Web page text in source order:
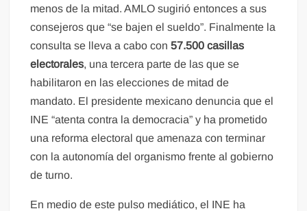
menos de la mitad. AMLO sugirió entonces a sus
consejeros que “se bajen el sueldo”. Finalmente la
consulta se lleva a cabo con57.500 casillas
electorales, una tercera parte de las que se
habilitaron en las elecciones de mitad de
mandato. El presidente mexicano denuncia que el
INE “atenta contra la democracia” y ha prometido
una reforma electoral que amenaza con terminar
con la autonomía del organismo frente al gobierno
de turno.
En medio de este pulso mediático, el INE ha